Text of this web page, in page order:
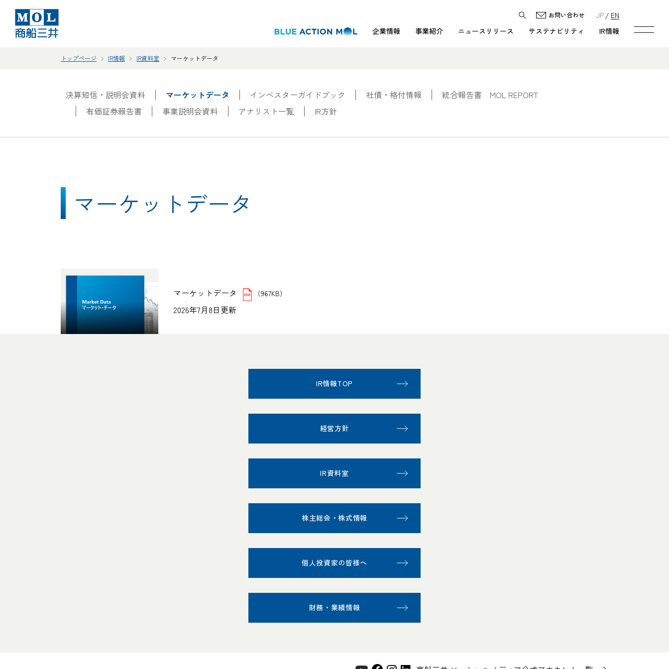
企業情報 事業紹介 ニュースリリース サステナビリティ IR情報
お問い合わせ JP EN
トップページ IR情報 IR資料室 マーケットデータ
決算短信・説明会資料 マーケットデータ インベスターガイドブック 社債・格付情報
統合報告書 MOL REPORT
有価証券報告書
事業説明会資料 アナリスト一覧 IR方針
マーケットデータ
マーケットデータ （967KB）
2026年7月8日更新
IR情報TOP
経営方針
IR資料室
株主総会・株式情報
個人投資家の皆様へ
財務・業績情報